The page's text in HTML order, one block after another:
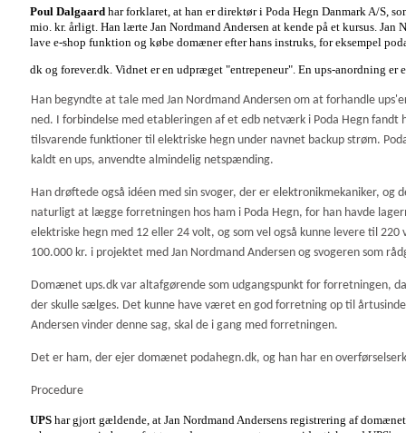
Poul Dalgaard har forklaret, at han er direktør i Poda Hegn Danmark A/S,
mio. kr. årligt. Han lærte Jan Nordmand Andersen at kende på et kursus.
lave e-shop funktion og købe domæner efter hans instruks, for eksempel
dk og forever.dk. Vidnet er en udpræget "entrepeneur". En ups-anordning er
Han begyndte at tale med Jan Nordmand Andersen om at forhandle
ned. I forbindelse med etableringen af et edb netværk i Poda Hegn fandt
tilsvarende funktioner til elektriske hegn under navnet backup strøm.
kaldt en ups, anvendte almindelig netspænding.
Han drøftede også idéen med sin svoger, der er elektronikmekaniker,
naturligt at lægge forretningen hos ham i Poda Hegn, for han havde
elektriske hegn med 12 eller 24 volt, og som vel også kunne levere til
100.000 kr. i projektet med Jan Nordmand Andersen og svogeren som
Domænet ups.dk var altafgørende som udgangspunkt for forretningen,
der skulle sælges. Det kunne have været en god forretning op til
Andersen vinder denne sag, skal de i gang med forretningen.
Det er ham, der ejer domænet podahegn.dk, og han har en
Procedure
UPS har gjort gældende, at Jan Nordmand Andersens registrering af